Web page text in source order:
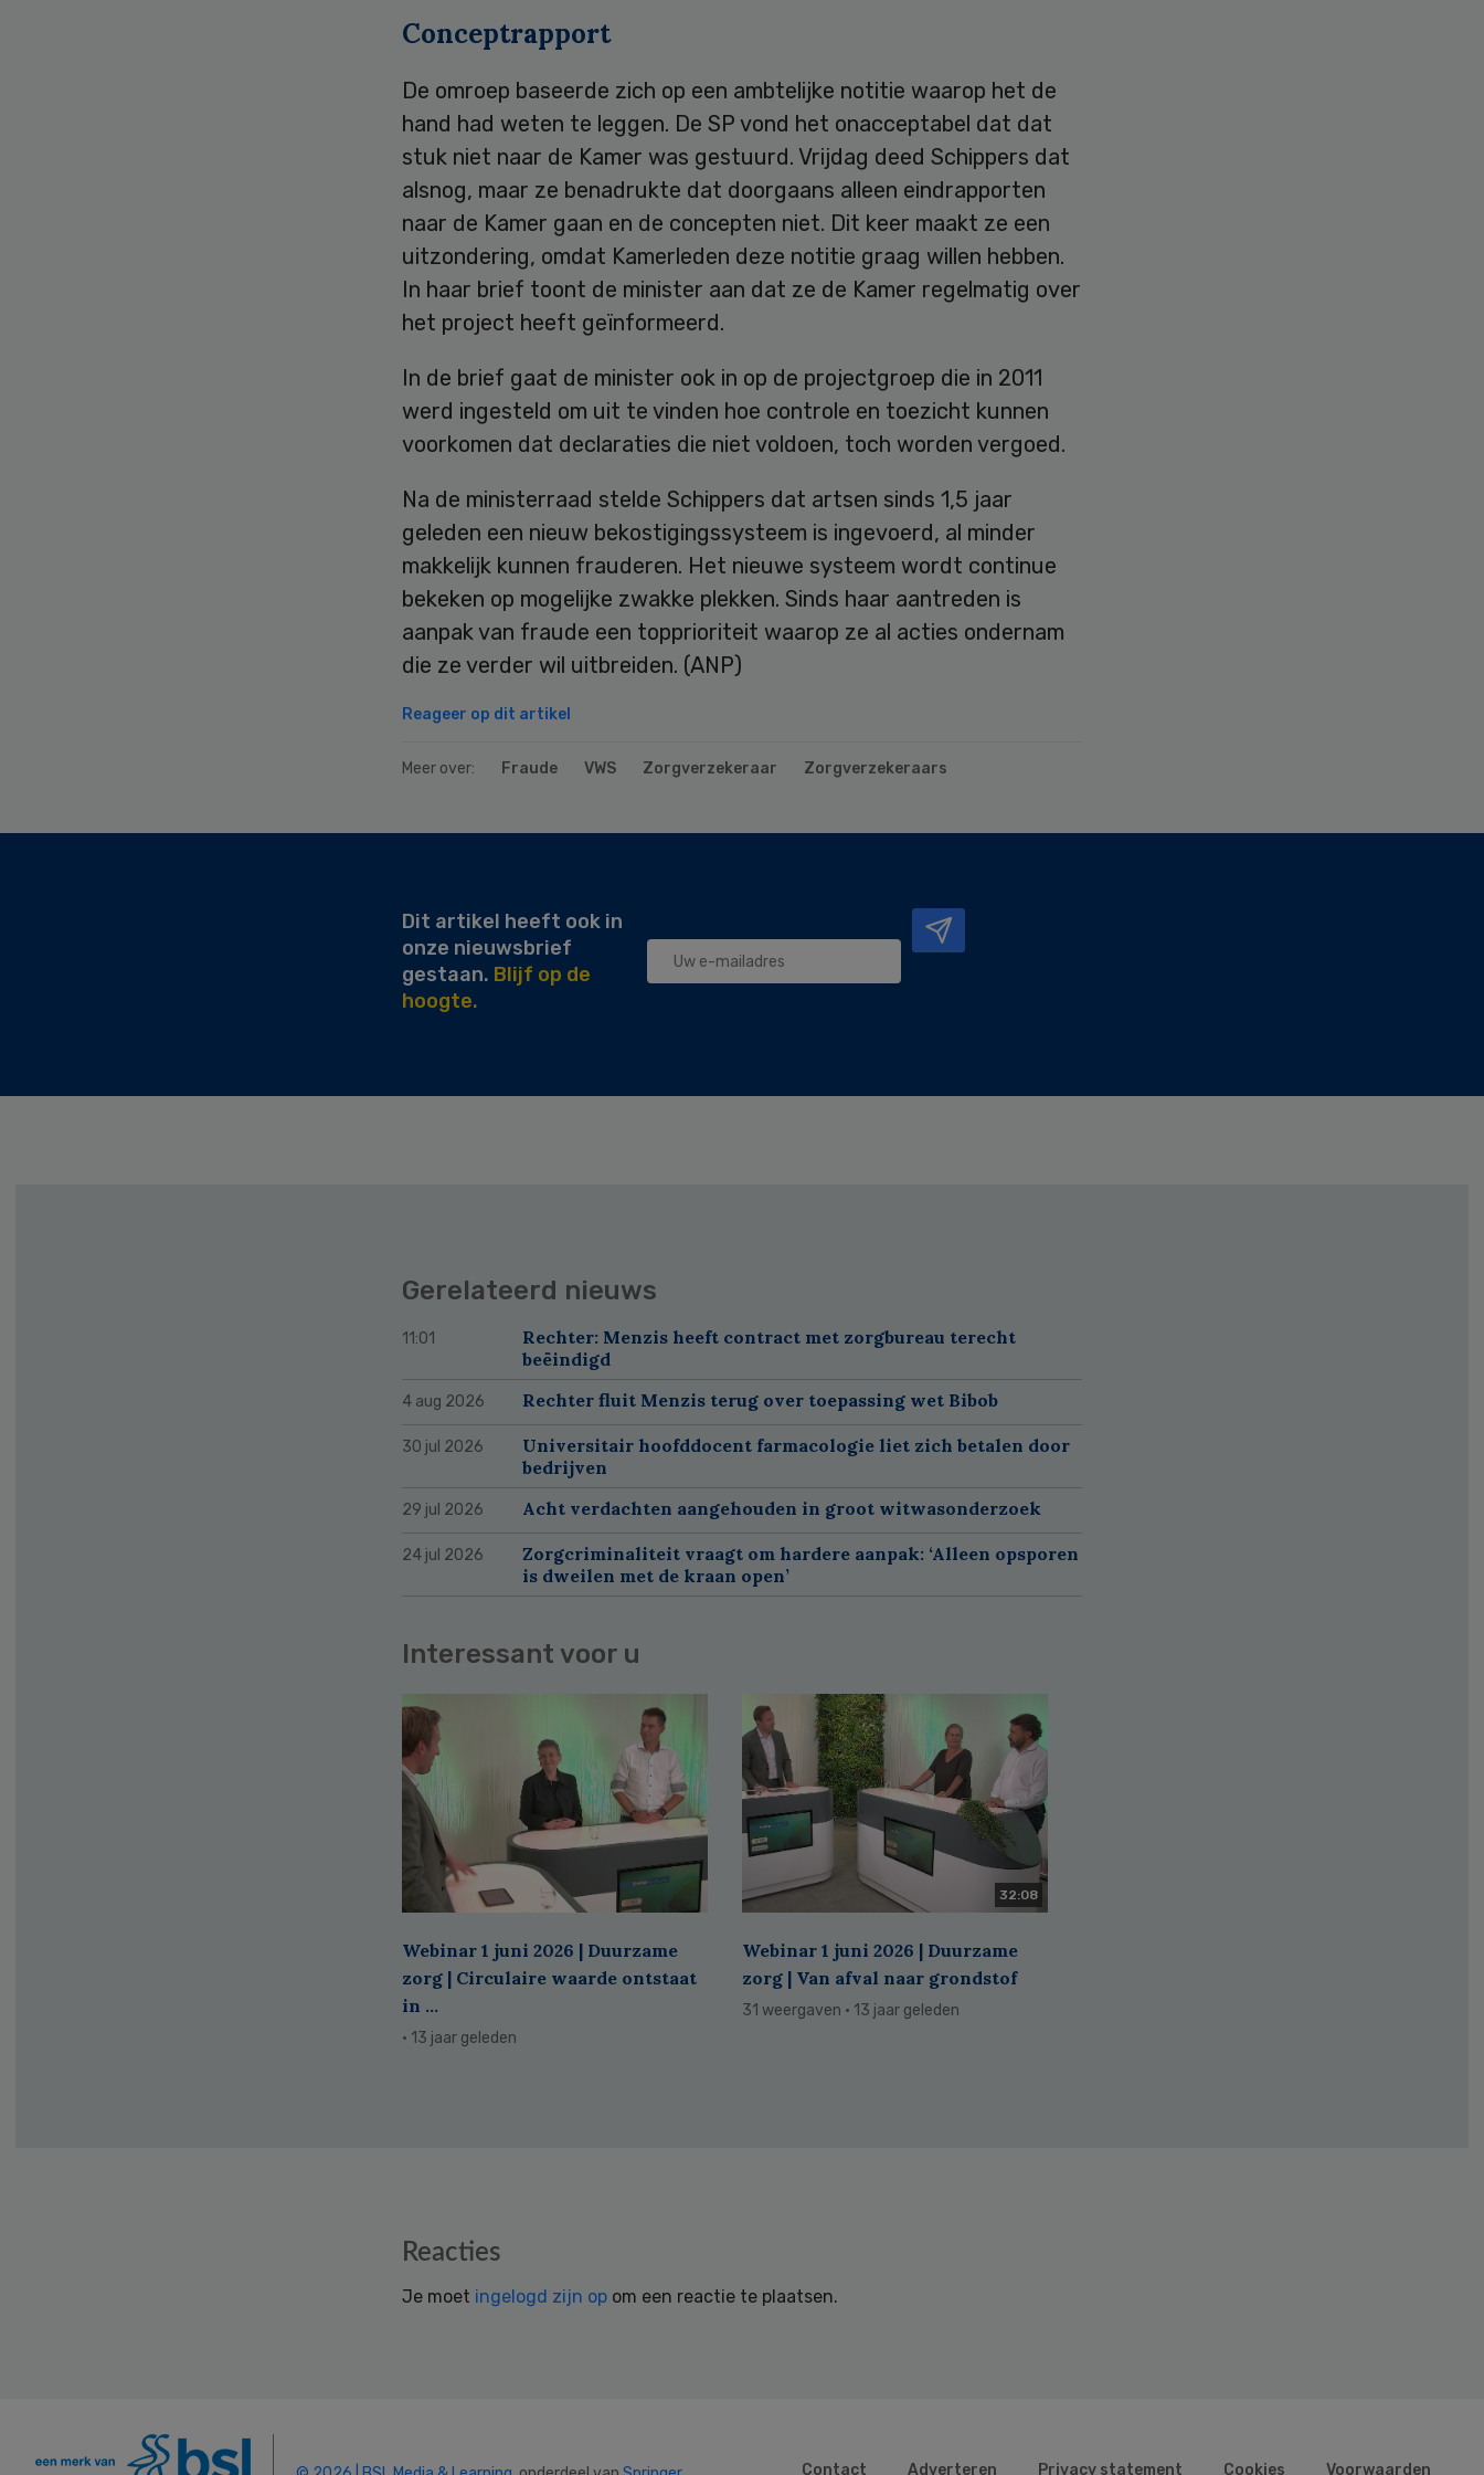
Conceptrapport
De omroep baseerde zich op een ambtelijke notitie waarop het de
hand had weten te leggen. De SP vond het onacceptabel dat dat
stuk niet naar de Kamer was gestuurd. Vrijdag deed Schippers dat
alsnog, maar ze benadrukte dat doorgaans alleen eindrapporten
naar de Kamer gaan en de concepten niet. Dit keer maakt ze een
uitzondering, omdat Kamerleden deze notitie graag willen hebben.
In haar brief toont de minister aan dat ze de Kamer regelmatig over
het project heeft geïnformeerd.
In de brief gaat de minister ook in op de projectgroep die in 2011
werd ingesteld om uit te vinden hoe controle en toezicht kunnen
voorkomen dat declaraties die niet voldoen, toch worden vergoed.
Na de ministerraad stelde Schippers dat artsen sinds 1,5 jaar
geleden een nieuw bekostigingssysteem is ingevoerd, al minder
makkelijk kunnen frauderen. Het nieuwe systeem wordt continue
bekeken op mogelijke zwakke plekken. Sinds haar aantreden is
aanpak van fraude een topprioriteit waarop ze al acties ondernam
die ze verder wil uitbreiden. (ANP)
Reageer op dit artikel
Meer over: Fraude VWS Zorgverzekeraar Zorgverzekeraars
Dit artikel heeft ook in
onze nieuwsbrief
gestaan. Blijf op de
hoogte.
Gerelateerd nieuws
11:01
Rechter: Menzis heeft contract met zorgbureau terecht
beëindigd
4 aug 2026 Rechter fluit Menzis terug over toepassing wet Bibob
30 jul 2026
Universitair hoofddocent farmacologie liet zich betalen door
bedrijven
29 jul 2026 Acht verdachten aangehouden in groot witwasonderzoek
24 jul 2026
Zorgcriminaliteit vraagt om hardere aanpak: ‘Alleen opsporen
is dweilen met de kraan open’
Interessant voor u
Webinar 1 juni 2026 | Duurzame
zorg | Circulaire waarde ontstaat
in ...
· 13 jaar geleden
32:08
Webinar 1 juni 2026 | Duurzame
zorg | Van afval naar grondstof
31 weergaven · 13 jaar geleden
Reacties
Je moet ingelogd zijn op om een reactie te plaatsen.
Contact Adverteren Privacy statement Cookies Voorwaarden